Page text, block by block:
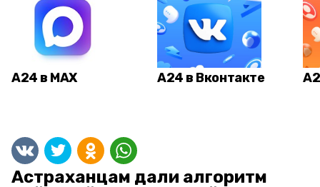
А24 в MAX А24 в Вконтакте
Астраханцам дали алгоритм